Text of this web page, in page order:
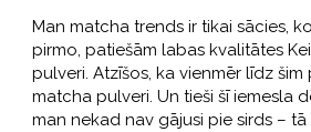
Man matcha trends ir tikai sācies,
pirmo, patiešām labas kvalitātes
pulveri. Atzīšos, ka vienmēr līdz
matcha pulveri. Un tieši šī iemesla
man nekad nav gājusi pie sirds – tā